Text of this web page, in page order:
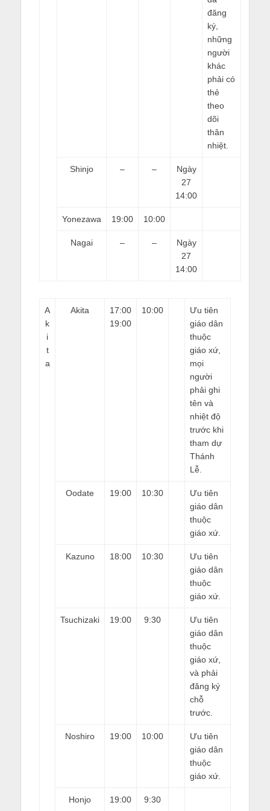
đăng
ký,
những
người
khác
phải có
thẻ
theo
dõi
thân
nhiệt.
Shinjo – –
Ngày
27
14:00
Yonezawa 19:00 10:00
Nagai – –
Ngày
27
14:00
A
k
i
t
a
Akita
17:00
19:00
10:00
Ưu tiên
giáo dân
thuộc
giáo xứ,
mọi
người
phải ghi
tên và
nhiệt độ
trước khi
tham dự
Thánh
Lễ.
Oodate 19:00 10:30
Ưu tiên
giáo dân
thuộc
giáo xứ.
Kazuno 18:00 10:30
Ưu tiên
giáo dân
thuộc
giáo xứ.
Tsuchizaki 19:00 9:30
Ưu tiên
giáo dân
thuộc
giáo xứ,
và phải
đăng ký
chỗ
trước.
Noshiro 19:00 10:00
Ưu tiên
giáo dân
thuộc
giáo xứ.
Honjo 19:00 9:30